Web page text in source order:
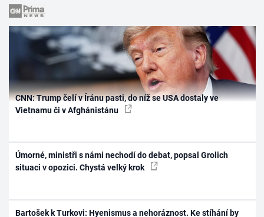
CNN: Trump čelí v Íránu pasti, do níž se USA dostaly ve
Vietnamu či v Afghánistánu
Úmorné, ministři s námi nechodí do debat, popsal Grolich
situaci v opozici. Chystá velký krok
Bartošek k Turkovi: Hyenismus a nehoráznost. Ke stíhání by